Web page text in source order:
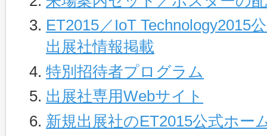
ET2015／IoT Technology2015
出展社情報掲載
特別招待者プログラム
出展社専用Webサイト
新規出展社のET2015公式ホー